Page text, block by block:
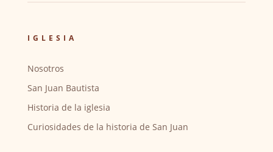
IGLESIA
Nosotros
San Juan Bautista
Historia de la iglesia
Curiosidades de la historia de San Juan